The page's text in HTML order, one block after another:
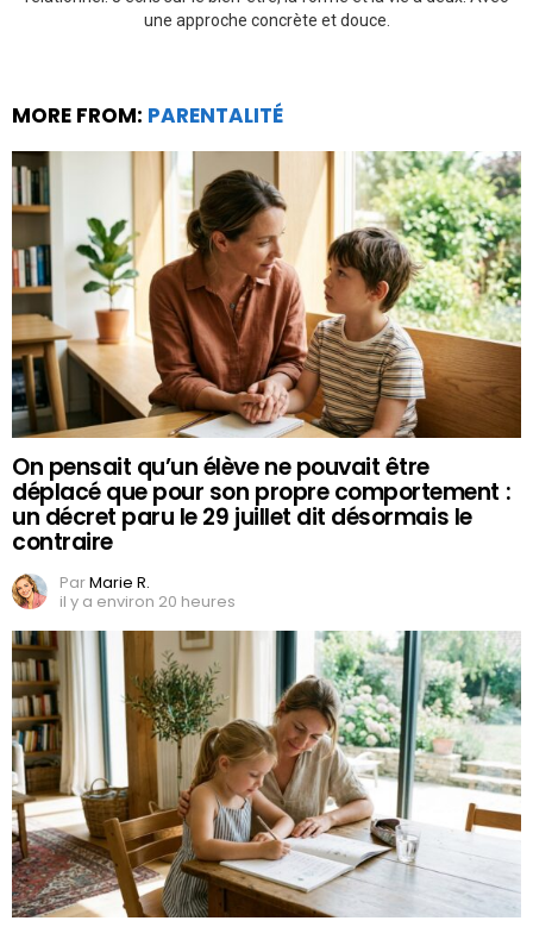
une approche concrète et douce.
MORE FROM: PARENTALITÉ
On pensait qu’un élève ne pouvait être
déplacé que pour son propre comportement :
un décret paru le 29 juillet dit désormais le
contraire
ParMarie R.
il y a environ 20 heures